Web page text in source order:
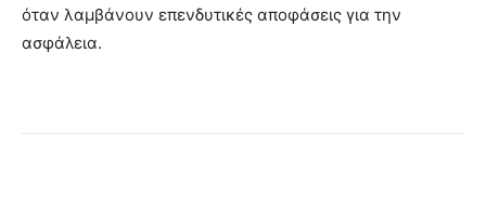
όταν λαμβάνουν επενδυτικές αποφάσεις για την
ασφάλεια.